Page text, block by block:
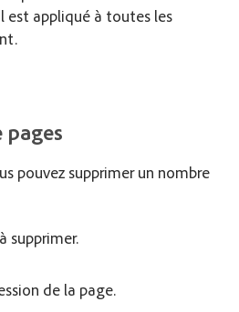
est appliqué à toutes les
pages
pouvez supprimer un nombre
supprimer.
de la page.